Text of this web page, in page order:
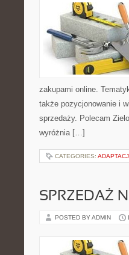
zakupami online.
także pozycjonowanie i
sprzedaży. Polecam
wyróżnia […]
CATEGORIES:
SPRZEDAŻ
POSTED BY ADMIN